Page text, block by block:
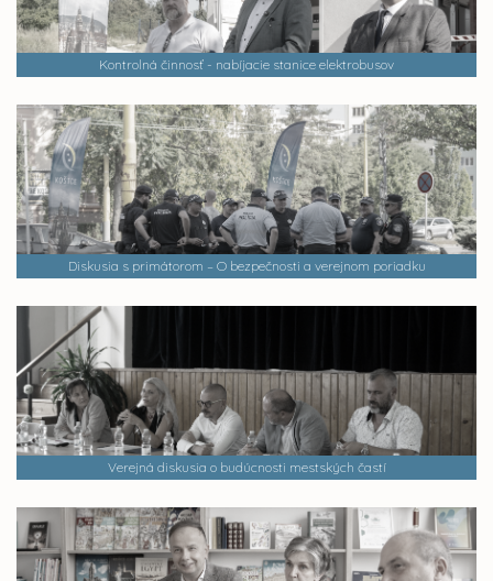
Kontrolná činnosť - nabíjacie stanice elektrobusov
Diskusia s primátorom – O bezpečnosti a verejnom poriadku
Verejná diskusia o budúcnosti mestských častí